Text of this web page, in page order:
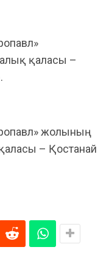
қаласы –
жолының
– Қостанай